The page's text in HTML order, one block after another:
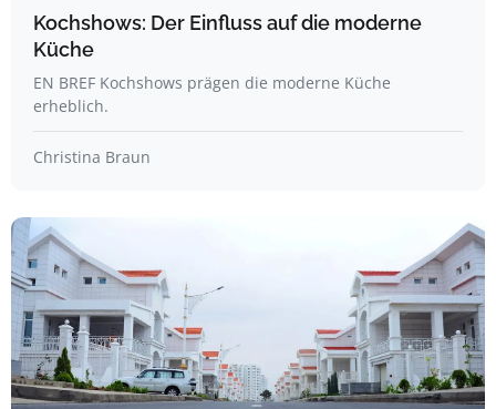
Kochshows: Der Einfluss auf die moderne
Küche
EN BREF Kochshows prägen die moderne Küche
erheblich.
Christina Braun